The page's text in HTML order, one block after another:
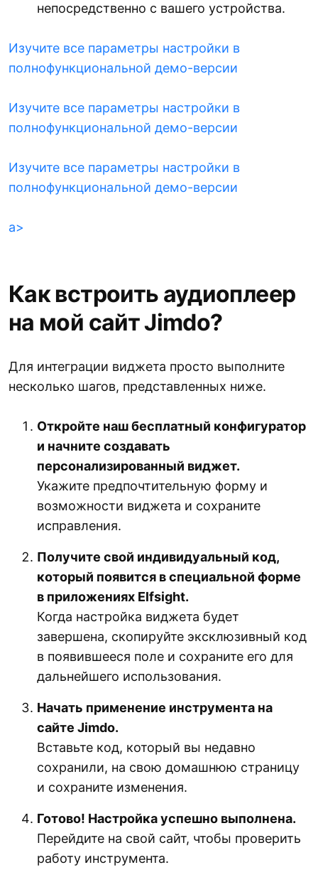
непосредственно с вашего устройства.
Изучите все параметры настройки в
полнофункциональной демо-версии
Изучите все параметры настройки в
полнофункциональной демо-версии
Изучите все параметры настройки в
полнофункциональной демо-версии
a>
Как встроить аудиоплеер
на мой сайт Jimdo?
Для интеграции виджета просто выполните
несколько шагов, представленных ниже.
Откройте наш бесплатный конфигуратор
и начните создавать
персонализированный виджет.
Укажите предпочтительную форму и
возможности виджета и сохраните
исправления.
Получите свой индивидуальный код,
который появится в специальной форме
в приложениях Elfsight.
Когда настройка виджета будет
завершена, скопируйте эксклюзивный код
в появившееся поле и сохраните его для
дальнейшего использования.
Начать применение инструмента на
сайте Jimdo.
Вставьте код, который вы недавно
сохранили, на свою домашнюю страницу
и сохраните изменения.
Готово! Настройка успешно выполнена.
Перейдите на свой сайт, чтобы проверить
работу инструмента.